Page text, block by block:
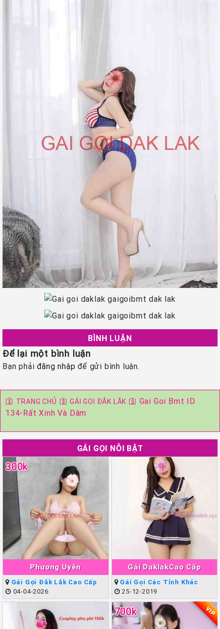
BÌNH LUẬN
Để lại một bình luận
Bạn phảiđăng nhập để gửi bình luận.
🛐 TRANG CHỦ 🛐GÁI GỌI ĐẮK LẮK 🛐 Gai Goi Bmt ID
134-Rất Xinh Và Dâm
GÁI GỌI NỖI BẬT
Phương Uyên
300k
Gái Gọi Đắk Lắk Cao Cấp
04-04-2026
Gái DaklakCao Cấp
Gái Gọi Các Tỉnh Khác
25-12-2019
700k VIP